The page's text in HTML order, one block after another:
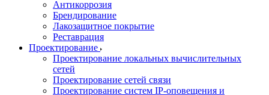
Антикоррозия
Брендирование
Лакозащитное покрытие
Реставрация
Проектирование
Проектирование локальных вычислительных
сетей
Проектирование сетей связи
Проектирование систем IP-оповещения и